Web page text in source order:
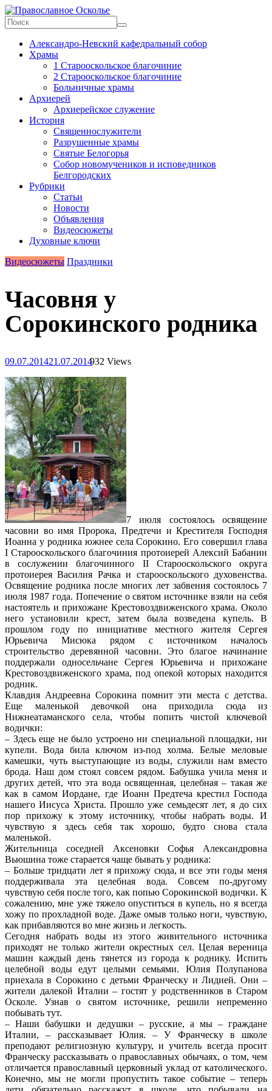
Skip
to
content
Православное
Осколье
Информационный
митрополичий
Александро-Невский кафедральный собор
Храмы
1 Старооскольское благочиние
2 Старооскольское благочиние
Больничные храмы
Архиерей
Архиерейское служение
История
Священнослужители
Разрушенные храмы
Святые Белогорья
Собор новомучеников и исповедников
Белгородских
Рубрики
Статьи
Новости
Объявления
Видеосюжеты
Духовные ключи
Видеосюжеты Праздники
Часовня у
Сорокинского родника
09.07.201421.07.2014932 Views
7 июля состоялось освящение
часовни во имя Пророка, Предтечи и Крестителя Господня
Иоанна у родника южнее села Сорокино. Его совершил глава
I Старооскольского благочиния протоиерей Алексий Бабанин
в сослужении благочинного II Старооскольского округа
протоиерея Василия Рачка и старооскольского духовенства.
Освящение родника после многих лет забвения состоялось 7
июля 1987 года. Попечение о святом источнике взяли на себя
настоятель и прихожане Крестовоздвиженского храма. Около
него установили крест, затем была возведена купель. В
прошлом году по инициативе местного жителя Сергея
Юрьевича Мисюка рядом с источником началось
строительство деревянной часовни. Это благое начинание
поддержали односельчане Сергея Юрьевича и прихожане
Крестовоздвиженского храма, под опекой которых находится
родник.
Клавдия Андреевна Сорокина помнит эти места с детства.
Еще маленькой девочкой она приходила сюда из
Нижнеатаманского села, чтобы попить чистой ключевой
водички:
– Здесь еще не было устроено ни специальной площадки, ни
купели. Вода била ключом из-под холма. Белые меловые
камешки, чуть выступающие из воды, служили нам вместо
брода. Наш дом стоял совсем рядом. Бабушка учила меня и
других детей, что эта вода освященная, целебная – такая же
как в самом Иордане, где Иоанн Предтеча крестил Господа
нашего Иисуса Христа. Прошло уже семьдесят лет, я до сих
пор прихожу к этому источнику, чтобы набрать воды. И
чувствую я здесь себя так хорошо, будто снова стала
маленькой.
Жительница соседней Аксеновки Софья Александровна
Вьюшина тоже старается чаще бывать у родника:
– Больше тридцати лет я прихожу сюда, и все эти годы меня
поддерживала эта целебная вода. Совсем по-другому
чувствую себя после того, как попью Сорокинской водички. К
сожалению, мне уже тяжело опуститься в купель, но я всегда
хожу по прохладной воде. Даже омыв только ноги, чувствую,
как прибавляются во мне жизнь и легкость.
Сегодня набрать воды из этого живительного источника
приходят не только жители окрестных сел. Целая вереница
машин каждый день тянется из города к роднику. Испить
целебной воды едут целыми семьями. Юлия Полупанова
приехала в Сорокино с детьми Франческу и Лидией. Они –
жители далекой Италии – гостят у родственников в Старом
Осколе. Узнав о святом источнике, решили непременно
побывать тут.
– Наши бабушки и дедушки – русские, а мы – граждане
Италии, – рассказывает Юлия. – У Франческу в школе
преподают религиозную культуру, и учитель всегда просит
Франческу рассказывать о православных обычаях, о том, чем
отличается православный церковный уклад от католического.
Конечно, мы не могли пропустить такое событие – теперь